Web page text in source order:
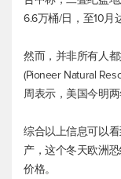
6.6万桶/日，至10月
然而，并非所有人
(Pioneer Natural
周表示，美国今明
综合以上信息可以
产，这个冬天欧洲
价格。